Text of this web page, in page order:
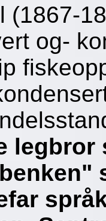
(1867-
og-